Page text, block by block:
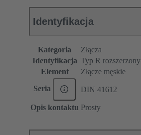
Identyfikacja
Kategoria
Złącza
Identyfikacja Typ R rozszerzony
Element
Złącze męskie
Seria DIN 41612
Opis kontaktu Prosty